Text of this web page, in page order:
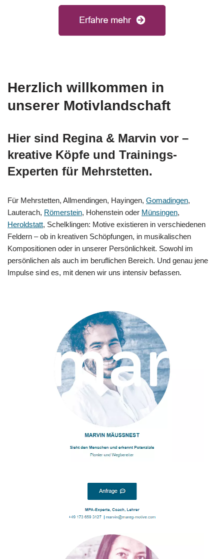
Herzlich willkommen in
unserer Motivlandschaft
Hier sind Regina & Marvin vor –
kreative Köpfe und Trainings-
Experten für Mehrstetten.
Für Mehrstetten, Allmendingen, Hayingen, Gomadingen,
Lauterach, Römerstein, Hohenstein oder Münsingen,
Heroldstatt, Schelklingen: Motive existieren in verschiedenen
Feldern – ob in kreativen Schöpfungen, in musikalischen
Kompositionen oder in unserer Persönlichkeit. Sowohl im
persönlichen als auch im beruflichen Bereich. Und genau jene
Impulse sind es, mit denen wir uns intensiv befassen.